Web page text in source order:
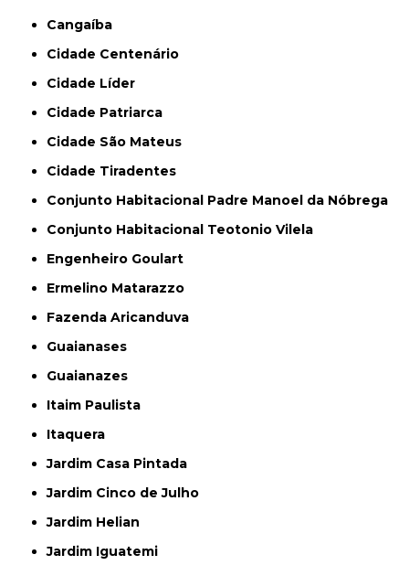
Cangaíba
Cidade Centenário
Cidade Líder
Cidade Patriarca
Cidade São Mateus
Cidade Tiradentes
Conjunto Habitacional Padre Manoel da Nóbrega
Conjunto Habitacional Teotonio Vilela
Engenheiro Goulart
Ermelino Matarazzo
Fazenda Aricanduva
Guaianases
Guaianazes
Itaim Paulista
Itaquera
Jardim Casa Pintada
Jardim Cinco de Julho
Jardim Helian
Jardim Iguatemi